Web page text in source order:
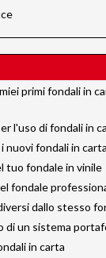
primi fondali in
l'uso di fondali in
nuovi fondali in
tuo fondale in vinile
fondale
dallo stesso
di un sistema
in carta